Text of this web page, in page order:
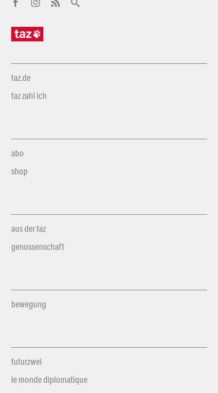
taz.de
taz zahl ich
abo
shop
aus der taz
genossenschaft
bewegung
futurzwei
le monde diplomatique